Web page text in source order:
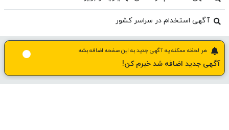
آگهی استخدام در سراسر کشور
هر لحظه ممکنه یه آگهی جدید به این صفحه اضافه بشه
آگهی جدید اضافه شد خبرم کن!